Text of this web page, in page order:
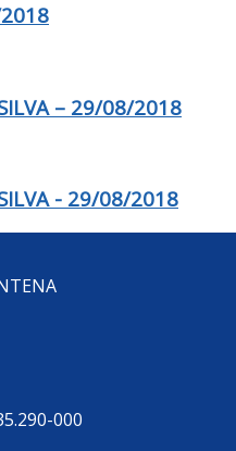
– 29/08/2018
- 29/08/2018
000